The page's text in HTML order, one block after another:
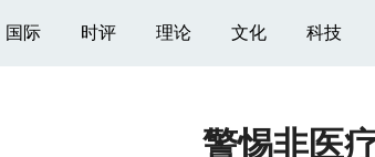
国际 时评 理论 文化 科技
警惕非医